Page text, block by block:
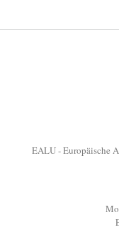
EALU - Europäische